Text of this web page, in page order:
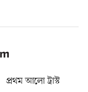
প্রথম আলো ট্রাস্ট